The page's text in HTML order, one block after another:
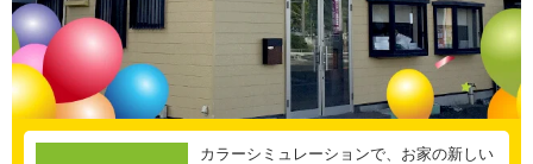
カラーシミュレーションで、お家の新しい